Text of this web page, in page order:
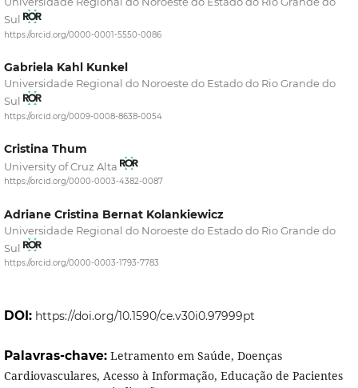
Sul
https://orcid.org/0000-0001-5550-0086
Gabriela Kahl Kunkel
Universidade Regional do Noroeste do Estado do Rio Grande do
Sul
https://orcid.org/0009-0008-8638-0054
Cristina Thum
University of Cruz Alta
https://orcid.org/0000-0003-4382-0087
Adriane Cristina Bernat Kolankiewicz
Universidade Regional do Noroeste do Estado do Rio Grande do
Sul
https://orcid.org/0000-0003-1793-7783
DOI: https://doi.org/10.1590/ce.v30i0.97999pt
Palavras-chave: Letramento em Saúde, Doenças
Cardiovasculares, Acesso à Informação, Educação de Pacientes